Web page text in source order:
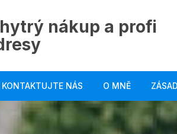
nákup a profi
KONTAKTUJTE NÁS O MNĚ